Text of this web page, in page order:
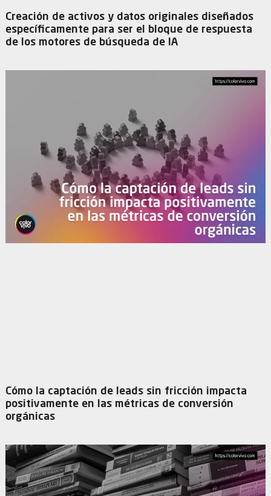
Creación de activos y datos originales diseñados
específicamente para ser el bloque de respuesta
de los motores de búsqueda de IA
Cómo la captación de leads sin fricción impacta
positivamente en las métricas de conversión
orgánicas